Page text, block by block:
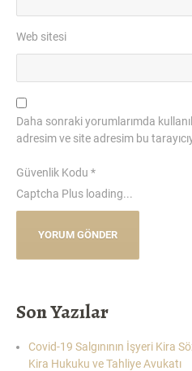
Web sitesi
Daha sonraki yorumlarımda
adresim ve site adresim bu
Güvenlik Kodu *
Captcha Plus loading...
Son Yazılar
Covid-19 Salgınının İşyeri Kira
Kira Hukuku ve Tahliye Avukatı